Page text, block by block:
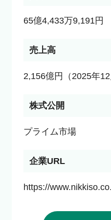
65億4,433万9,191円
売上高
2,156億円（2025年12
株式公開
プライム市場
企業URL
https://